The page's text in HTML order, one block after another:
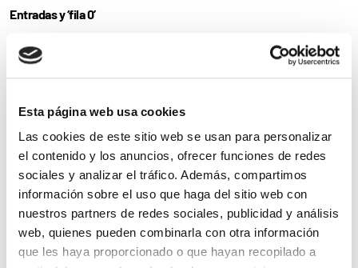
Esta página web usa cookies
Las cookies de este sitio web se usan para personalizar
el contenido y los anuncios, ofrecer funciones de redes
sociales y analizar el tráfico. Además, compartimos
información sobre el uso que haga del sitio web con
nuestros partners de redes sociales, publicidad y análisis
web, quienes pueden combinarla con otra información
que les haya proporcionado o que hayan recopilado a
Entradas y ‘fila 0’
La Gala se celebrará en el Teatro Afundación Vigo –Rúa Policarpo
Sanz, 13– a partir de las19:00 horas.
Como informa AFAGA, “larecaudación
marcha denuevos programasdirigidos a personas afectadas por
Alzheimer y a susfamiliares”.
comprar tus entradas , disponibles desde solo 12 euros,
clica aquí.